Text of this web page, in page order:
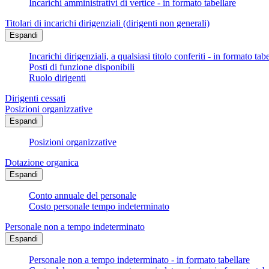
Incarichi amministrativi di vertice - in formato tabellare
Titolari di incarichi dirigenziali (dirigenti non generali)
Espandi
Incarichi dirigenziali, a qualsiasi titolo conferiti - in formato
Posti di funzione disponibili
Ruolo dirigenti
Dirigenti cessati
Posizioni organizzative
Espandi
Posizioni organizzative
Dotazione organica
Espandi
Conto annuale del personale
Costo personale tempo indeterminato
Personale non a tempo indeterminato
Espandi
Personale non a tempo indeterminato - in formato tabellare